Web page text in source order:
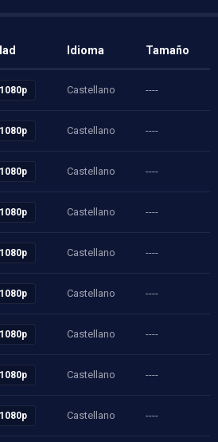
Idioma Tamaño
Castellano ----
Castellano ----
Castellano ----
Castellano ----
Castellano ----
Castellano ----
Castellano ----
Castellano ----
Castellano ----